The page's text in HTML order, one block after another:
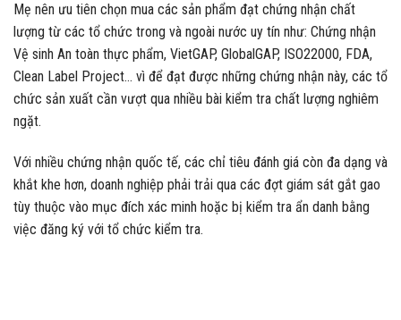
Mẹ nên ưu tiên chọn mua các sản phẩm đạt chứng nhận chất
lượng từ các tổ chức trong và ngoài nước uy tín như: Chứng nhận
Vệ sinh An toàn thực phẩm, VietGAP, GlobalGAP, ISO22000, FDA,
Clean Label Project… vì để đạt được những chứng nhận này, các tổ
chức sản xuất cần vượt qua nhiều bài kiểm tra chất lượng nghiêm
ngặt.
Với nhiều chứng nhận quốc tế, các chỉ tiêu đánh giá còn đa dạng và
khắt khe hơn, doanh nghiệp phải trải qua các đợt giám sát gắt gao
tùy thuộc vào mục đích xác minh hoặc bị kiểm tra ẩn danh bằng
việc đăng ký với tổ chức kiểm tra.